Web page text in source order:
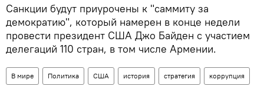
Санкции будут приурочены к "саммиту за
демократию", который намерен в конце недели
провести президент США Джо Байден с участием
делегаций 110 стран, в том числе Армении.
В мире Политика США история стратегия коррупция